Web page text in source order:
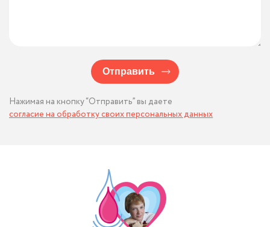
Отправить
Нажимая на кнопку “Отправить” вы даете
согласие на обработку своих персональных данных